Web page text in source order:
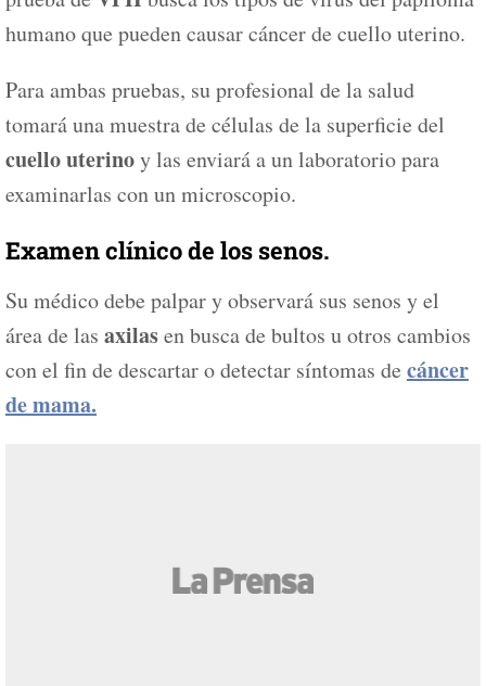
humano que pueden causar cáncer de cuello uterino.
Para ambas pruebas, su profesional de la salud
tomará una muestra de células de la superficie del
cuello uterinoy las enviará a un laboratorio para
examinarlas con un microscopio.
Examen clínico de los senos.
Su médico debe palpar y observará sus senos y el
área de las axilasen busca de bultos u otros cambios
con el fin de descartar o detectar síntomas de cáncer
de mama.